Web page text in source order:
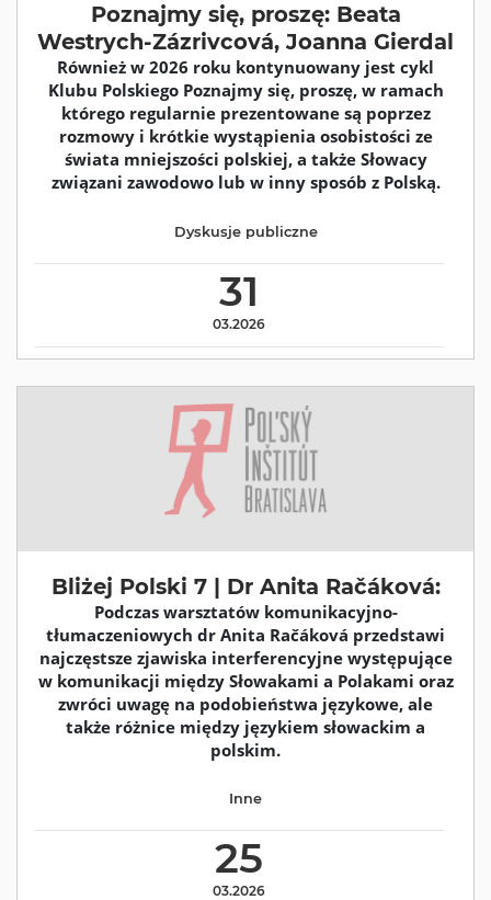
Poznajmy się, proszę: Beata
Westrych-Zázrivcová, Joanna Gierdal
Również w 2026 roku kontynuowany jest cykl
Klubu Polskiego Poznajmy się, proszę, w ramach
którego regularnie prezentowane są poprzez
rozmowy i krótkie wystąpienia osobistości ze
świata mniejszości polskiej, a także Słowacy
związani zawodowo lub w inny sposób z Polską.
31
03.2026
Dyskusje publiczne
Bliżej Polski 7 | Dr Anita Račáková:
Podczas warsztatów komunikacyjno-
tłumaczeniowych dr Anita Račáková przedstawi
najczęstsze zjawiska interferencyjne występujące
w komunikacji między Słowakami a Polakami oraz
zwróci uwagę na podobieństwa językowe, ale
także różnice między językiem słowackim a
polskim.
25
03.2026
Inne